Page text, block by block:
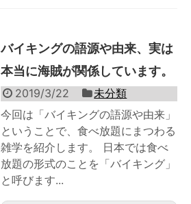
バイキングの語源や由来、実は
本当に海賊が関係しています。
2019/3/22
未分類
今回は「バイキングの語源や由来」
ということで、食べ放題にまつわる
雑学を紹介します。 日本では食べ
放題の形式のことを「バイキング」
と呼びます...